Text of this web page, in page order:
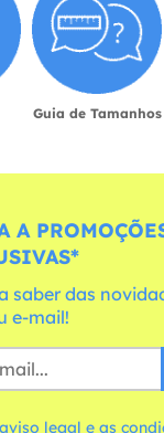
Guia de Tamanhos
A
saber das
e-mail!
legal e as